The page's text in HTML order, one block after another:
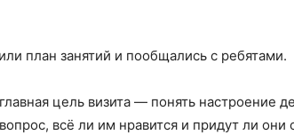
план занятий и пообщались с ребятами.
цель визита — понять настроение
всё ли им нравится и придут ли они